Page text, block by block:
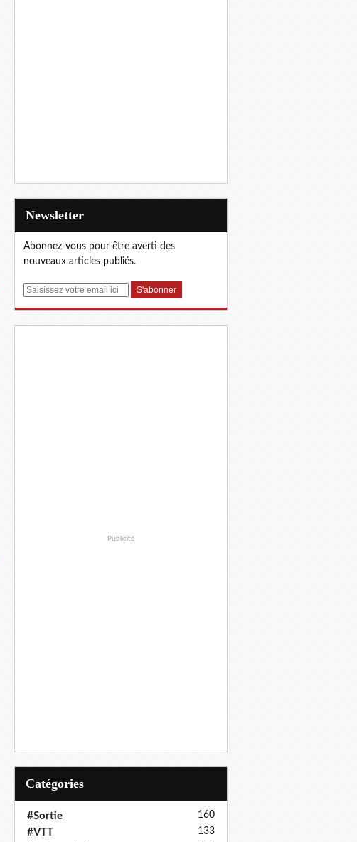
Newsletter
Abonnez-vous pour être averti des
nouveaux articles publiés.
E
Publicité
Catégories
#Sortie 160
#VTT 133